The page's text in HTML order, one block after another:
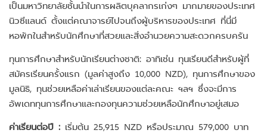
เป็นมหาวิทยาลัยชั้นนำในการผลิตบุคลากรเก่งๆ มากมายของประเทศ
นิวซีแลนด์ ตั้งแต่คณาจารย์ไปจนถึงผู้บริหารของประเทศ ที่นี่มี
หอพักในสำหรับนักศึกษาที่สวยและสิ่งอำนวยความสะดวกครบครัน
ทุนการศึกษาสำหรับนักเรียนต่างชาติ: อาทิเช่น ทุนเรียนดีสำหรับผู้ที่
สมัครเรียนครั้งแรก (มูลค่าสูงถึง 10,000 NZD), ทุนการศึกษาของ
มูลนิธิ, ทุนช่วยเหลือค่าเล่าเรียนของแต่ละคณะ ฯลฯ ซึ่งจะมีการ
อัพเดททุนการศึกษาและกองทุนความช่วยเหลือนักศึกษาอยู่เสมอ
ค่าเรียนต่อปี : เริ่มต้น 25,915 NZD หรือประมาณ 579,000 บาท